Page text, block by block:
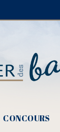
CONCOURS